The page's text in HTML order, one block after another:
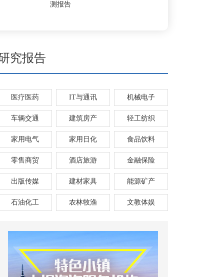
测报告
究报告
医疗医药 IT与通讯 机械电子
车辆交通 建筑房产 轻工纺织
家用电气 家用日化 食品饮料
零售商贸 酒店旅游 金融保险
出版传媒 建材家具 能源矿产
石油化工 农林牧渔 文教体娱